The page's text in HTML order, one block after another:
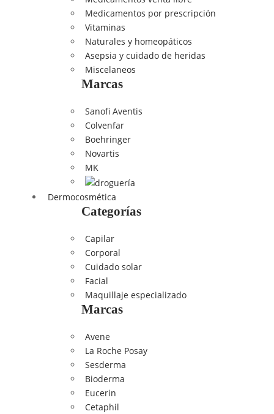
Medicamentos por prescripción
Vitaminas
Naturales y homeopáticos
Asepsia y cuidado de heridas
Miscelaneos
Marcas
Sanofi Aventis
Colvenfar
Boehringer
Novartis
MK
Dermocosmética
Categorías
Capilar
Corporal
Cuidado solar
Facial
Maquillaje especializado
Marcas
Avene
La Roche Posay
Sesderma
Bioderma
Eucerin
Cetaphil